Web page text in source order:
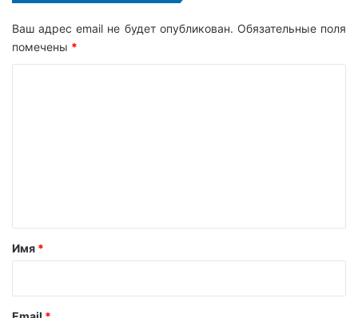
Ваш адрес email не будет опубликован. Обязательные поля
помечены *
а
й
Имя *